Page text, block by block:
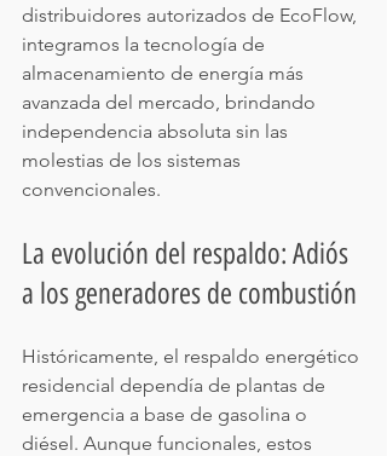
distribuidores autorizados de EcoFlow,
integramos la tecnología de
almacenamiento de energía más
avanzada del mercado, brindando
independencia absoluta sin las
molestias de los sistemas
convencionales.
La evolución del respaldo: Adiós
a los generadores de combustión
Históricamente, el respaldo energético
residencial dependía de plantas de
emergencia a base de gasolina o
diésel. Aunque funcionales, estos